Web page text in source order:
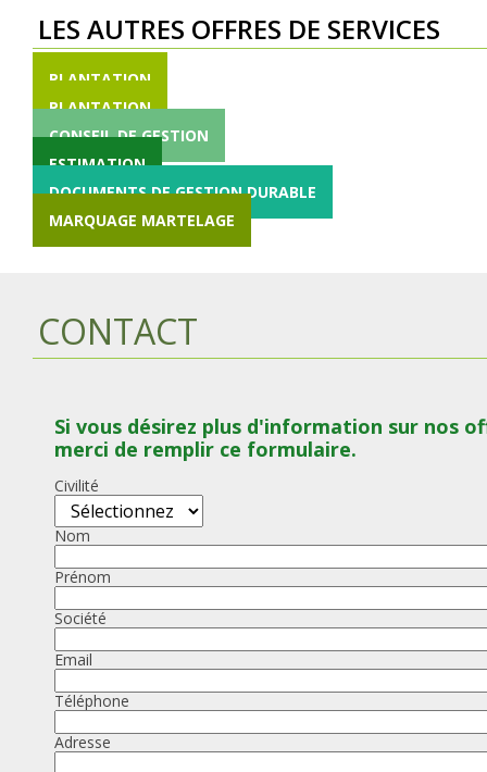
LES AUTRES OFFRES DE SERVICES
PLANTATION
PLANTATION
CONSEIL DE GESTION
ESTIMATION
DOCUMENTS DE GESTION DURABLE
MARQUAGE MARTELAGE
CONTACT
Si vous désirez plus d'information sur nos
merci de remplir ce formulaire.
Civilité
Nom
Prénom
Société
Email
Téléphone
Adresse